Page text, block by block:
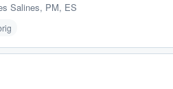
Salines, PM, ES